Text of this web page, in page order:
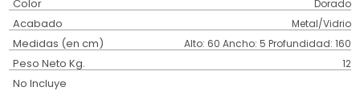
Color Dorado
Acabado Metal/Vidrio
Medidas (en cm) Alto: 60 Ancho: 5 Profundidad: 160
Peso Neto Kg. 12
No Incluye